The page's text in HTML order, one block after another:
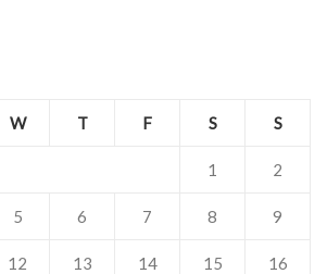
W T F S S
1 2
5 6 7 8 9
12 13 14 15 16